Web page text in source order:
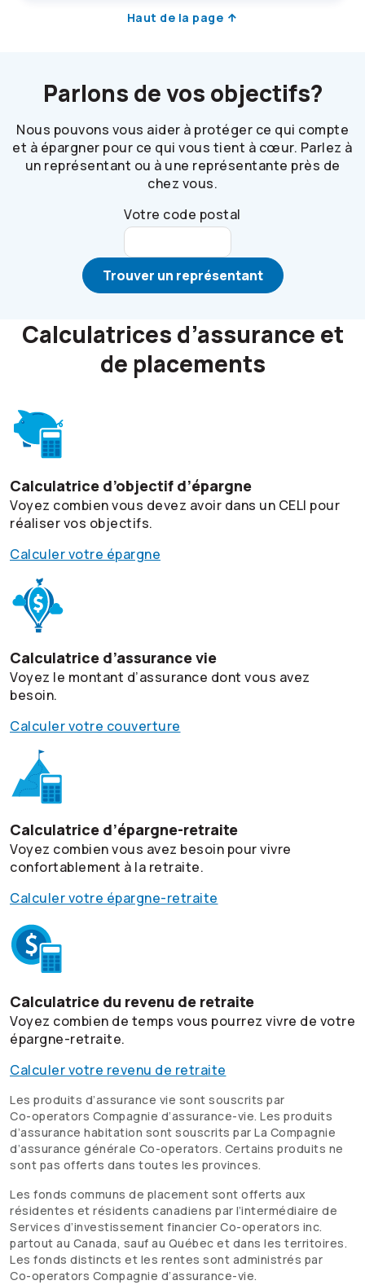
Haut de la page
Parlons de vos objectifs?
Nous pouvons vous aider à protéger ce qui compte
et à épargner pour ce qui vous tient à cœur. Parlez à
un représentant ou à une représentante près de
chez vous.
Votre code postal
Trouver un représentant
Calculatrices d’assurance et
de placements
Calculatrice d’objectif d’épargne
Voyez combien vous devez avoir dans un CELI pour
réaliser vos objectifs.
Calculer votre épargne
Calculatrice d’assurance vie
Voyez le montant d’assurance dont vous avez
besoin.
Calculer votre couverture
Calculatrice d’épargne-retraite
Voyez combien vous avez besoin pour vivre
confortablement à la retraite.
Calculer votre épargne-retraite
Calculatrice du revenu de retraite
Voyez combien de temps vous pourrez vivre de votre
épargne-retraite.
Calculer votre revenu de retraite
Les produits d’assurance vie sont souscrits par
Co-operators Compagnie d’assurance-vie. Les produits
d’assurance habitation sont souscrits par La Compagnie
d’assurance générale Co-operators. Certains produits ne
sont pas offerts dans toutes les provinces.
Les fonds communs de placement sont offerts aux
résidentes et résidents canadiens par l’intermédiaire de
Services d’investissement financier Co-operators inc.
partout au Canada, sauf au Québec et dans les territoires.
Les fonds distincts et les rentes sont administrés par
Co-operators Compagnie d’assurance-vie.